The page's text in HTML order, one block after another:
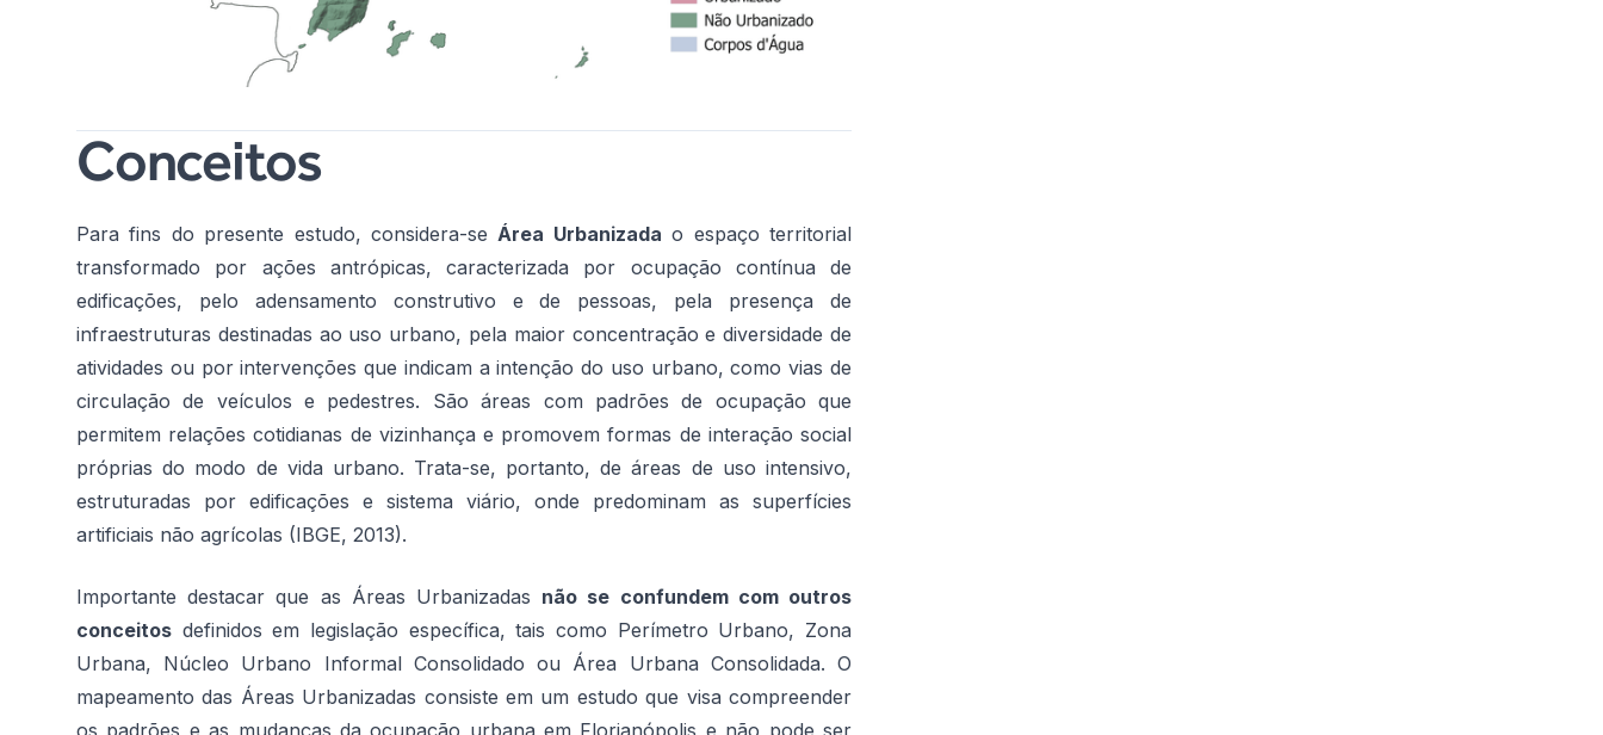
Conceitos
Para fins do presente estudo, considera-se Área Urbanizada o espaço territorial
transformado por ações antrópicas, caracterizada por ocupação contínua de
edificações, pelo adensamento construtivo e de pessoas, pela presença de
infraestruturas destinadas ao uso urbano, pela maior concentração e diversidade de
atividades ou por intervenções que indicam a intenção do uso urbano, como vias de
circulação de veículos e pedestres. São áreas com padrões de ocupação que
permitem relações cotidianas de vizinhança e promovem formas de interação social
próprias do modo de vida urbano. Trata-se, portanto, de áreas de uso intensivo,
estruturadas por edificações e sistema viário, onde predominam as superfícies
artificiais não agrícolas (IBGE, 2013).
Importante destacar que as Áreas Urbanizadas não se confundem com outros
conceitos definidos em legislação específica, tais como Perímetro Urbano, Zona
Urbana, Núcleo Urbano Informal Consolidado ou Área Urbana Consolidada. O
mapeamento das Áreas Urbanizadas consiste em um estudo que visa compreender
os padrões e as mudanças da ocupação urbana em Florianópolis e não pode ser